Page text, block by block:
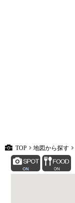
TOP 地図から探す